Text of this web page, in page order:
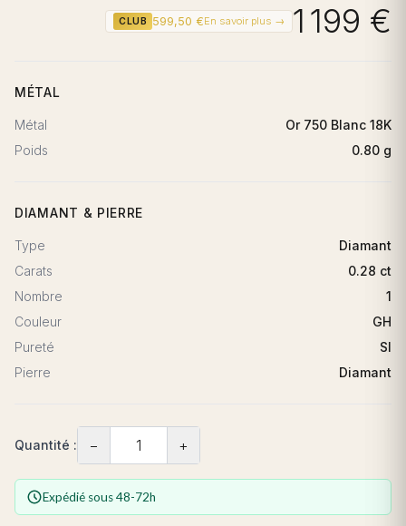
CLUB 599,50 €En savoir plus → 1 199 €
MÉTAL
Métal
Or 750 Blanc 18K
Poids
0.80 g
DIAMANT & PIERRE
Type
Diamant
Carats
0.28 ct
Nombre
1
Couleur
GH
Pureté
SI
Pierre
Diamant
Quantité : − +
Expédié sous 48-72h